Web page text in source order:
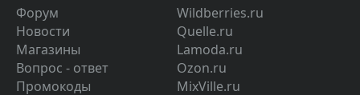
Форум
Новости
Магазины
Вопрос - ответ
Промокоды
Wildberries.ru
Quelle.ru
Lamoda.ru
Ozon.ru
MixVille.ru